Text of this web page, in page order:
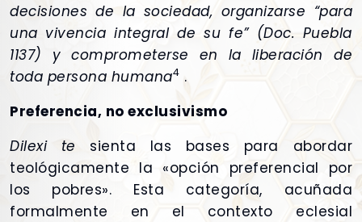
decisiones de la sociedad, organizarse “para
una vivencia integral de su fe” (Doc. Puebla
1137) y comprometerse en la liberación de
toda persona humana4 .
Preferencia, no exclusivismo
Dilexi te sienta las bases para abordar
teológicamente la «opción preferencial por
los pobres». Esta categoría, acuñada
formalmente en el contexto eclesial